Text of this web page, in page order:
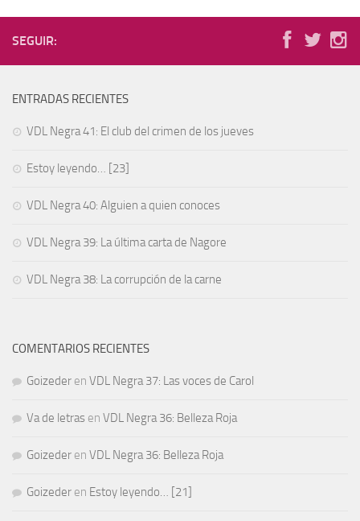
SEGUIR:
ENTRADAS RECIENTES
VDL Negra 41: El club del crimen de los jueves
Estoy leyendo… [23]
VDL Negra 40: Alguien a quien conoces
VDL Negra 39: La última carta de Nagore
VDL Negra 38: La corrupción de la carne
COMENTARIOS RECIENTES
Goizeder en VDL Negra 37: Las voces de Carol
Va de letras en VDL Negra 36: Belleza Roja
Goizeder en VDL Negra 36: Belleza Roja
Goizeder en Estoy leyendo… [21]